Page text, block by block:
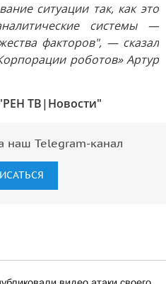
ситуации так, как это
системы —
факторов", — сказал
роботов» Артур
ТВ|Новости"
наш Telegram-канал